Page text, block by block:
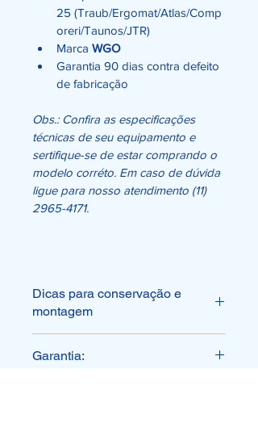
25 (Traub/Ergomat/Atlas/Comp
oreri/Taunos/JTR)
Marca WGO
Garantia 90 dias contra defeito
de fabricação
Obs.: Confira as especificações
técnicas de seu equipamento e
sertifique-se de estar comprando o
modelo corréto. Em caso de dúvida
ligue para nosso atendimento (11)
2965-4171.
Dicas para conservação e
montagem
WGO passam por um critério
Garantia: